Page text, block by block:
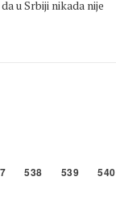
u Srbiji nikada nije
538 539 540